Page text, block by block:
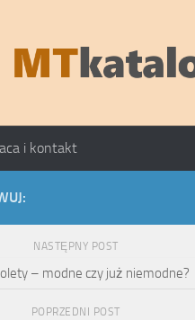
i kontakt
NASTĘPNY POST
– modne czy już niemodne?
POPRZEDNI POST